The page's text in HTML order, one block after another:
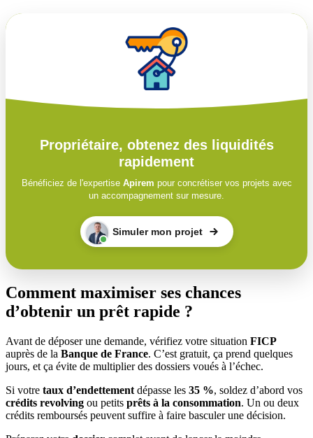
Propriétaire, obtenez des liquidités
rapidement
Bénéficiez de l'expertise Apirem pour concrétiser vos projets avec
un accompagnement sur mesure.
Simuler mon projet
Comment maximiser ses chances
d’obtenir un prêt rapide ?
Avant de déposer une demande, vérifiez votre situation FICP
auprès de la Banque de France. C’est gratuit, ça prend quelques
jours, et ça évite de multiplier des dossiers voués à l’échec.
Si votre taux d’endettement dépasse les 35 %, soldez d’abord vos
crédits revolving ou petits prêts à la consommation. Un ou deux
crédits remboursés peuvent suffire à faire basculer une décision.